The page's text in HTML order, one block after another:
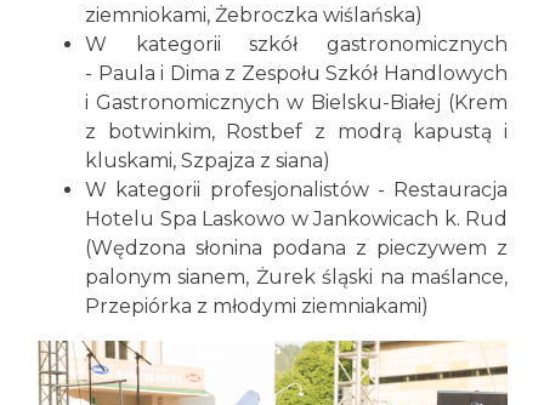
ziemniokami, Żebroczka wiślańska)
W kategorii szkół gastronomicznych
- Paula i Dima z Zespołu Szkół Handlowych
i Gastronomicznych w Bielsku-Białej (Krem
z botwinkim, Rostbef z modrą kapustą i
kluskami, Szpajza z siana)
W kategorii profesjonalistów - Restauracja
Hotelu Spa Laskowo w Jankowicach k. Rud
(Wędzona słonina podana z pieczywem z
palonym sianem, Żurek śląski na maślance,
Przepiórka z młodymi ziemniakami)